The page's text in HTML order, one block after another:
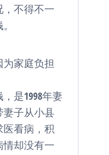
不得不一
家庭负担
是1998年妻
子从小县
看病，积
却没有一